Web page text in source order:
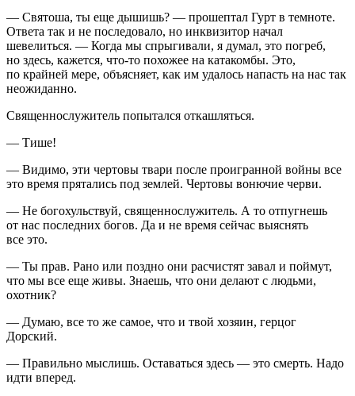
— Святоша, ты еще дышишь? — прошептал Гурт в темноте.
Ответа так и не последовало, но инквизитор начал
шевелиться. — Когда мы спрыгивали, я думал, это погреб,
но здесь, кажется, что-то похожее на катакомбы. Это,
по крайней мере, объясняет, как им удалось напасть на нас так
неожиданно.
Священнослужитель попытался откашляться.
— Тише!
— Видимо, эти чертовы твари после проигранной войны все
это время прятались под землей. Чертовы вонючие черви.
— Не богохульствуй, священнослужитель. А то отпугнешь
от нас последних богов. Да и не время сейчас выяснять
все это.
— Ты прав. Рано или поздно они расчистят завал и поймут,
что мы все еще живы. Знаешь, что они делают с людьми,
охотник?
— Думаю, все то же самое, что и твой хозяин, герцог
Дорский.
— Правильно мыслишь. Оставаться здесь — это смерть. Надо
идти вперед.